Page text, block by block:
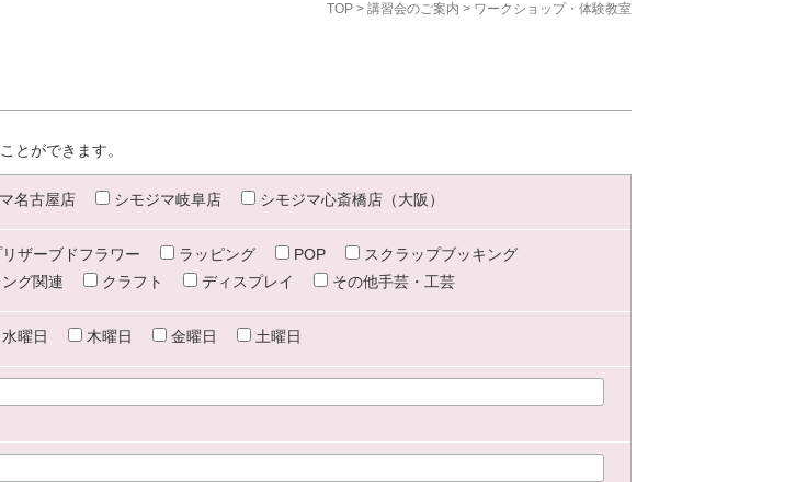
TOP > 講習会のご案内 > ワークショップ・体験教室
とができます。
名古屋店 シモジマ岐阜店 シモジマ心斎橋店（大阪）
リザーブドフラワー ラッピング POP
スクラップブッキング
グ関連 クラフト ディスプレイ その他手芸・工芸
水曜日 木曜日 金曜日 土曜日